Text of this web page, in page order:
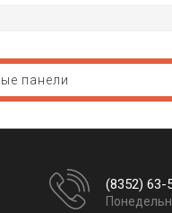
(8352) 63-